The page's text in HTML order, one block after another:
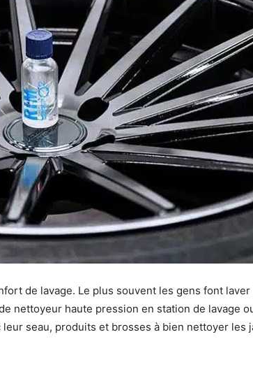
de lavage. Le plus souvent les gens font laver
nettoyeur haute pression en station de lavage
seau, produits et brosses à bien nettoyer les